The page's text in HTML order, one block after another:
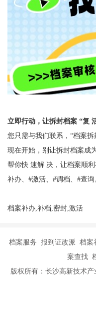
立即行动，让拆封档案 “复
您只需与我们联系， “档案
现在开始，别让拆封档案成
帮你快 速解 决，让档案顺
补办、#激活、#调档、#查询
档案补办,补档,密封,激活
档案服务 报到证改派 档
案查找
版权所有：长沙高新技术